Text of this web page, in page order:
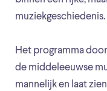
muziekgeschiedenis.
Het programma
de middeleeuwse
mannelijk en laat